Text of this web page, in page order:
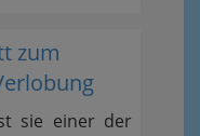
zum
sie einer der